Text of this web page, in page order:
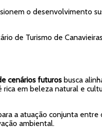
o desenvolvimento
de Turismo de
cenários futuros busca
em beleza natural e
a atuação conjunta entre
ambiental.